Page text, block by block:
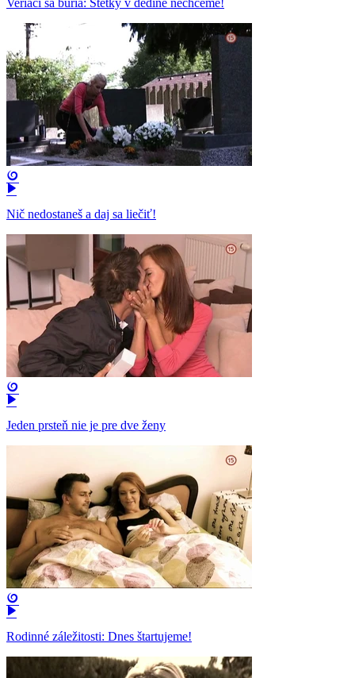
Veriaci sa búria: Štetky v dedine nechceme!
Nič nedostaneš a daj sa liečiť!
Jeden prsteň nie je pre dve ženy
Rodinné záležitosti: Dnes štartujeme!